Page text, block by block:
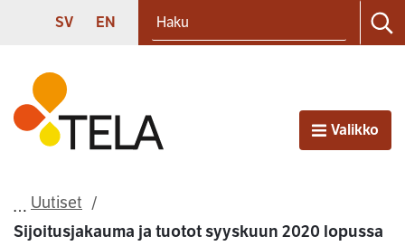
Siirry sisältöön
SVENSKA
SV ENGLISH
EN
Etusivu
AvaaValikko
Uutiset
Sijoitusjakauma ja tuotot syyskuun 2020 lopussa